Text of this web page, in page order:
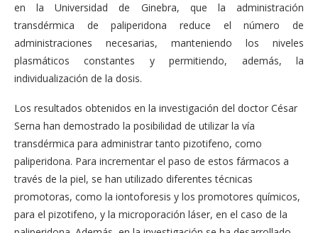
en la Universidad de Ginebra, que la administración
transdérmica de paliperidona reduce el número de
administraciones necesarias, manteniendo los niveles
plasmáticos constantes y permitiendo, además, la
individualización de la dosis.
Los resultados obtenidos en la investigación del doctor César
Serna han demostrado la posibilidad de utilizar la vía
transdérmica para administrar tanto pizotifeno, como
paliperidona. Para incrementar el paso de estos fármacos a
través de la piel, se han utilizado diferentes técnicas
promotoras, como la iontoforesis y los promotores químicos,
para el pizotifeno, y la microporación láser, en el caso de la